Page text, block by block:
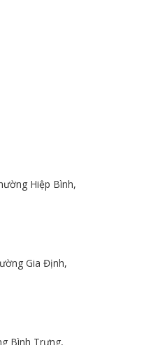
Hiệp Bình,
Gia Định,
Bình Trưng,